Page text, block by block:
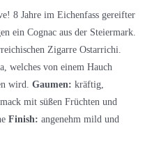
8 Jahre im Eichenfass gereifter
ein Cognac aus der Steiermark.
Zigarre Ostarrichi.
welches von einem Hauch
wird. Gaumen: kräftig,
mit süßen Früchten und
Finish: angenehm mild und